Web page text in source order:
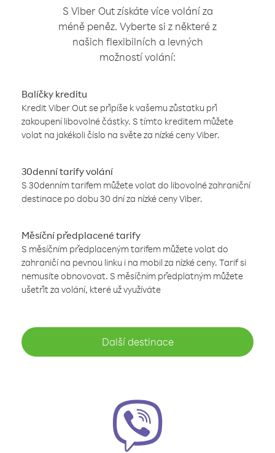
S Viber Out získáte více volání za
méně peněz. Vyberte si z některé z
našich flexibilních a levných
možností volání:
Balíčky kreditu
Kredit Viber Out se připíše k vašemu zůstatku při
zakoupení libovolné částky. S tímto kreditem můžete
volat na jakékoli číslo na světe za nízké ceny Viber.
30denní tarify volání
S 30denním tarifem můžete volat do libovolné zahraniční
destinace po dobu 30 dní za nízké ceny Viber.
Měsíční předplacené tarify
S měsíčním předplaceným tarifem můžete volat do
zahraničí na pevnou linku i na mobil za nízké ceny. Tarif si
nemusíte obnovovat. S měsíčním předplatným můžete
ušetřit za volání, které už využíváte
Další destinace